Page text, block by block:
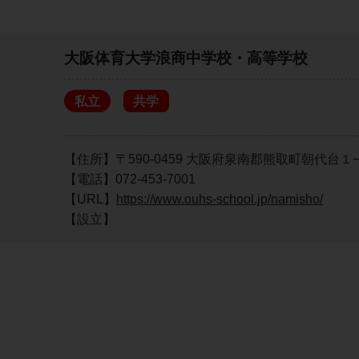
大阪体育大学浪商中学校・高等学校
私立 共学
【住所】〒590-0459 大阪府泉南郡熊取町朝代台１
【電話】072-453-7001
【URL】
https://www.ouhs-school.jp/namisho/
【設立】